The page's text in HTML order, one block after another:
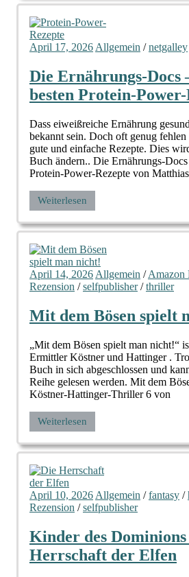
April 17, 2026 Allgemein /netgalley
Die Ernährungs-Docs
besten Protein-Power-
Dass eiweißreiche Ernährung
bekannt sein. Doch oft genug
gute und einfache Rezepte. Dies
Buch ändern.. Die Ernährungs-
Protein-Power-Rezepte von
Weiterlesen
April 14, 2026 Allgemein /Amazon
Rezension /selfpublisher/thriller
Mit dem Bösen spielt
„Mit dem Bösen spielt man nicht!“
Ermittler Köstner und Hattinger .
Buch in sich abgeschlossen und
Reihe gelesen werden. Mit dem
Köstner-Hattinger-Thriller 6 von
Weiterlesen
April 10, 2026 Allgemein /fantasy /
Rezension /selfpublisher
Kinder des
Herrschaft der Elfen